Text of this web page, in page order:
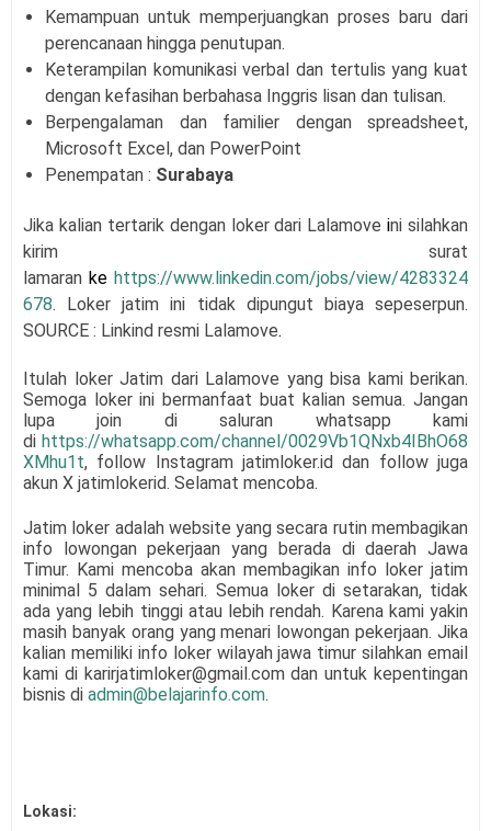
Kemampuan untuk memperjuangkan proses baru dari
perencanaan hingga penutupan.
Keterampilan komunikasi verbal dan tertulis yang kuat
dengan kefasihan berbahasa Inggris lisan dan tulisan.
Berpengalaman dan familier dengan spreadsheet,
Microsoft Excel, dan PowerPoint
Penempatan : Surabaya
Jika kalian tertarik dengan loker dari Lalamove ini silahkan
kirim surat
lamaran ke https://www.linkedin.com/jobs/view/4283324
678. Loker jatim ini tidak dipungut biaya sepeserpun.
SOURCE : Linkind resmi Lalamove.
Itulah loker Jatim dari Lalamove yang bisa kami berikan.
Semoga loker ini bermanfaat buat kalian semua. Jangan
lupa join di saluran whatsapp kami
di https://whatsapp.com/channel/0029Vb1QNxb4IBhO68
XMhu1t, follow Instagram jatimloker.id dan follow juga
akun X jatimlokerid. Selamat mencoba.
Jatim loker adalah website yang secara rutin membagikan
info lowongan pekerjaan yang berada di daerah Jawa
Timur. Kami mencoba akan membagikan info loker jatim
minimal 5 dalam sehari. Semua loker di setarakan, tidak
ada yang lebih tinggi atau lebih rendah. Karena kami yakin
masih banyak orang yang menari lowongan pekerjaan. Jika
kalian memiliki info loker wilayah jawa timur silahkan email
kami di karirjatimloker@gmail.com dan untuk kepentingan
bisnis di admin@belajarinfo.com.
Lokasi: